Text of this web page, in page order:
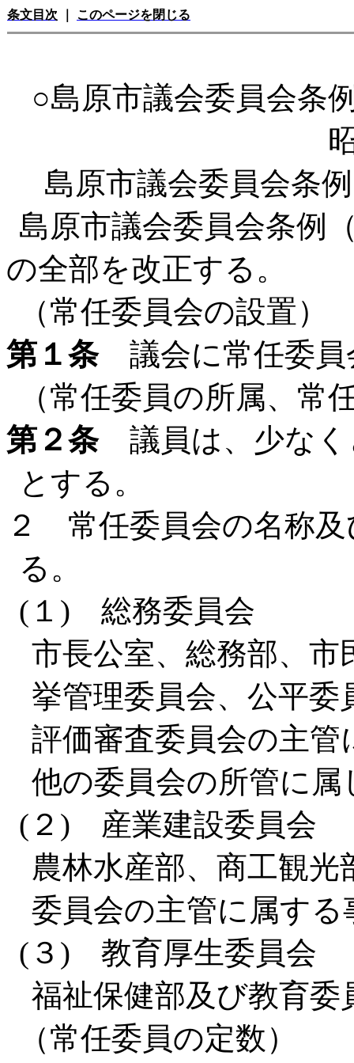
条文目次 このページを閉じる
○島原市議会委員会条
島原市議会委員会条例
島原市議会委員会条例
の全部を改正する。
（常任委員会の設置）
第１条議会に常任委員
（常任委員の所属、常
第２条議員は、少なく
とする。
２ 常任委員会の名称
る。
(１) 総務委員会
市長公室、総務部、市
挙管理委員会、公平
評価審査委員会の主管
他の委員会の所管に属
(２) 産業建設委員会
農林水産部、商工観
委員会の主管に属する
(３) 教育厚生委員会
福祉保健部及び教育
（常任委員の定数）